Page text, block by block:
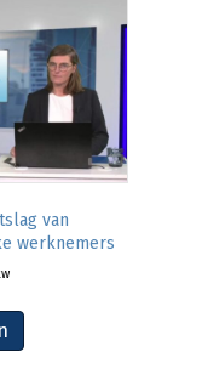
van
werknemers